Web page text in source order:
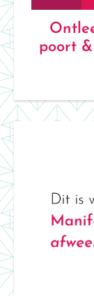
poort